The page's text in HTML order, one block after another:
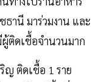
านี มาร่วมงาน และ
ติดเชื้อจำนวนมาก
ญ ติดเชื้อ 1 ราย